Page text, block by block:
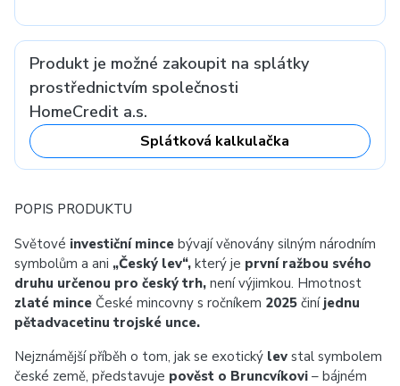
Produkt je možné zakoupit na splátky
prostřednictvím společnosti
HomeCredit a.s.
Splátková kalkulačka
POPIS PRODUKTU
Světové investiční mince bývají věnovány silným národním
symbolům a ani „Český lev“, který je první ražbou svého
druhu určenou pro český trh, není výjimkou. Hmotnost
zlaté mince České mincovny s ročníkem 2025 činí jednu
pětadvacetinu trojské unce.
Nejznámější příběh o tom, jak se exotický lev stal symbolem
české země, představuje pověst o Bruncvíkovi – bájném